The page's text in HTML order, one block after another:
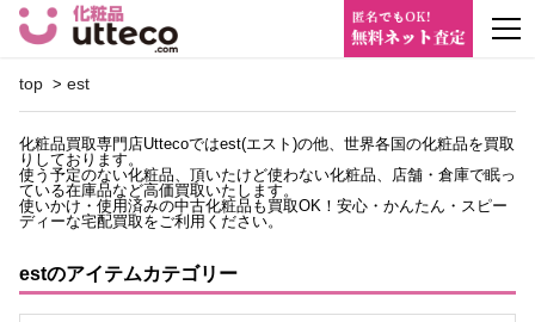
top > est
化粧品買取専門店Uttecoではest(エスト)の他、世界各国の化粧品を買取
りしております。
使う予定のない化粧品、頂いたけど使わない化粧品、店舗・倉庫で眠っ
ている在庫品など高価買取いたします。
使いかけ・使用済みの中古化粧品も買取OK！安心・かんたん・スピー
ディーな宅配買取をご利用ください。
estのアイテムカテゴリー